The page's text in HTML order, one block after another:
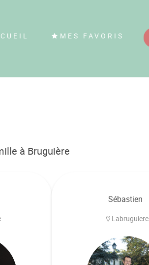
MES FAVORIS
à Bruguière
Sébastien
Labruguiere